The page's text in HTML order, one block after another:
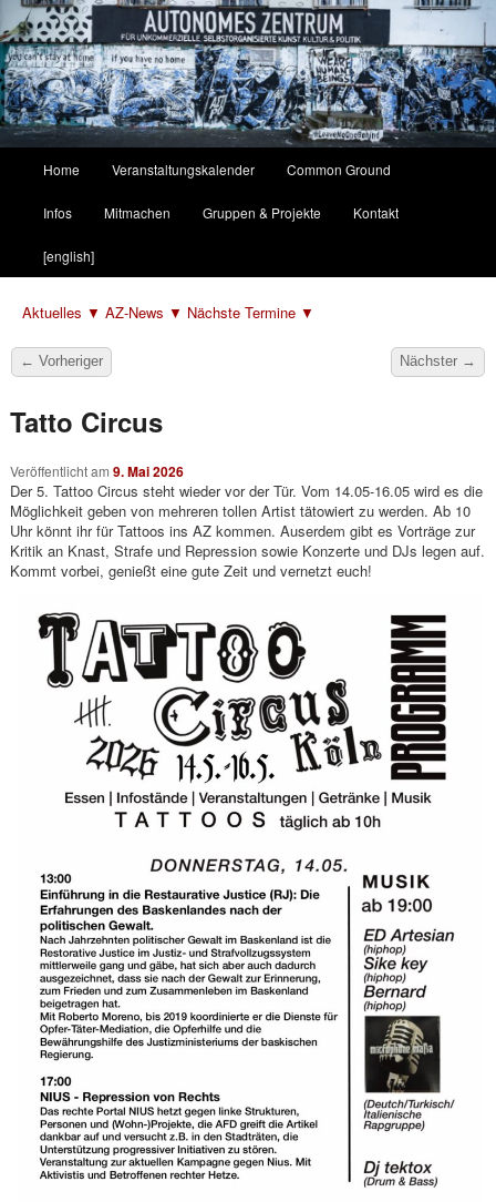
Zum
primären
Inhalt
springen
Zum
sekundären
Inhalt
springen
Home Veranstaltungskalender Common Ground
Infos Mitmachen Gruppen & Projekte Kontakt
[english]
Aktuelles ▼ AZ-News ▼ Nächste Termine ▼
Beitragsnavigation
← Vorheriger Nächster →
Tatto Circus
Veröffentlicht am 9. Mai 2026
Der 5. Tattoo Circus steht wieder vor der Tür. Vom 14.05-16.05 wird es die
Möglichkeit geben von mehreren tollen Artist tätowiert zu werden. Ab 10
Uhr könnt ihr für Tattoos ins AZ kommen. Auserdem gibt es Vorträge zur
Kritik an Knast, Strafe und Repression sowie Konzerte und DJs legen auf.
Kommt vorbei, genießt eine gute Zeit und vernetzt euch!